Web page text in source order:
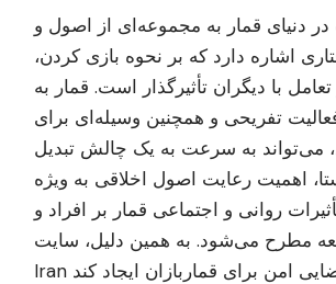
در دنیای قمار به مجموعه‌ای از اصول و
اشاره دارد که بر نحوه بازی کردن،
با دیگران تأثیرگذار است. قمار به
تفریحی و همچنین وسیله‌ای برای
می‌تواند به سرعت به یک چالش تبدیل
اهمیت رعایت اصول اخلاقی به ویژه
روانی و اجتماعی قمار بر افراد و
Iran